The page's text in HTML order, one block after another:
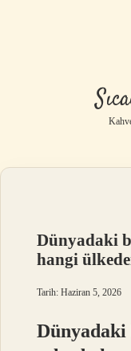
Dünyadaki
hangi
Tarih: Haziran 5, 2026